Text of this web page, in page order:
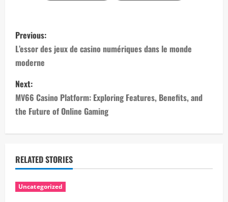
P
o
s
t
n
a
v
i
Previous:
L’essor des jeux de casino numériques dans le monde
moderne
Next:
MV66 Casino Platform: Exploring Features, Benefits, and
the Future of Online Gaming
RELATED STORIES
Uncategorized